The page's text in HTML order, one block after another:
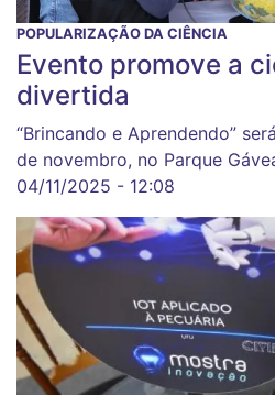
POPULARIZAÇÃO DA CIÊNCIA
Evento promove a
divertida
“Brincando e Aprendendo”
de novembro, no Parque
04/11/2025 - 12:08